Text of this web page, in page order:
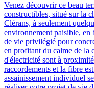
Venez découvrir ce beau
constructibles, situé sur la
Clérans, à seulement
environnement paisible, en
de vie privilégié pour
en profitant du calme de la
d'électricité sont à
raccordements et la fibre
assainissement individuel